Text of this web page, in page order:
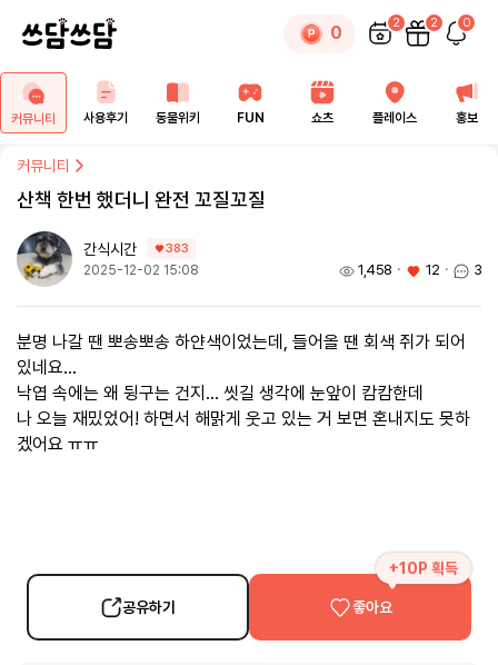
0 2 2 0
커뮤니티 사용후기 동물위키 FUN 쇼츠 플레이스 홍보
커뮤니티
산책 한번 했더니 완전 꼬질꼬질
간식시간 383
2025-12-02 15:08 1,458 ㆍ 12 ㆍ 3
분명 나갈 땐 뽀송뽀송 하얀색이었는데, 들어올 땐 회색 쥐가 되어
있네요...
낙엽 속에는 왜 뒹구는 건지... 씻길 생각에 눈앞이 캄캄한데
나 오늘 재밌었어! 하면서 해맑게 웃고 있는 거 보면 혼내지도 못하
겠어요 ㅠㅠ
공유하기
+10P 획득
좋아요